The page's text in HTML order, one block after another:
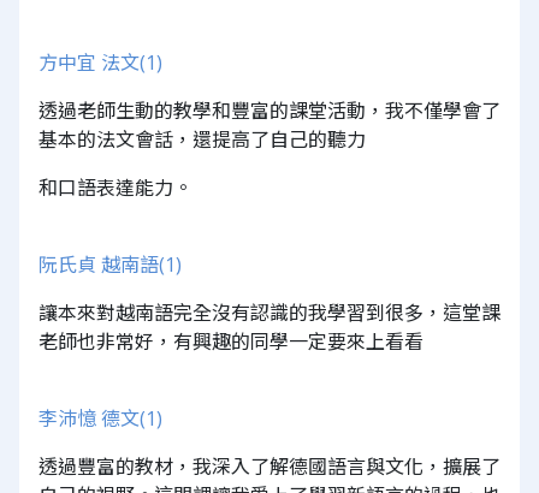
方中宜 法文(1)
透過老師生動的教學和豐富的課堂活動，我不僅學會了
基本的法文會話，還提高了自己的聽力
和口語表達能力。
阮氏貞 越南語(1)
讓本來對越南語完全沒有認識的我學習到很多，這堂課
老師也非常好，有興趣的同學一定要來上看看
李沛憶 德文(1)
透過豐富的教材，我深入了解德國語言與文化，擴展了